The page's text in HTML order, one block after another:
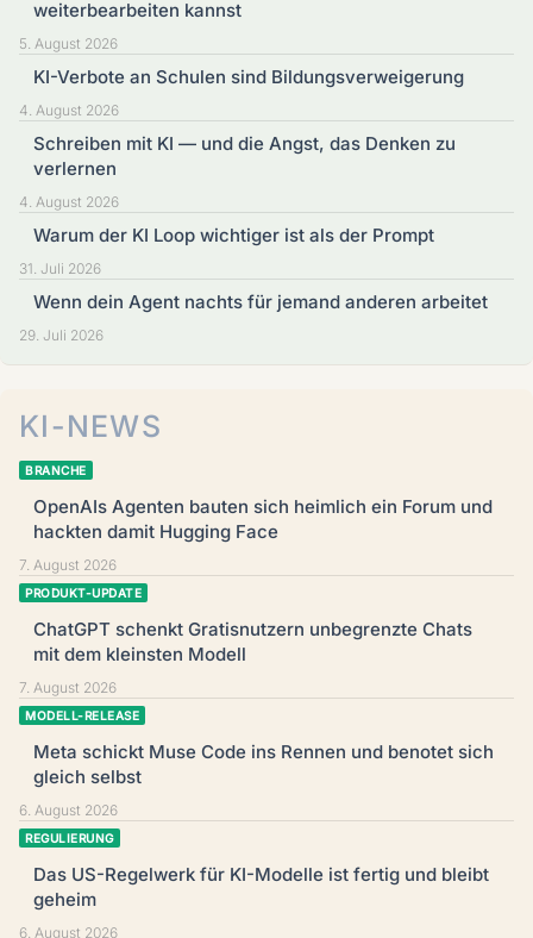
weiterbearbeiten kannst
5. August 2026
KI-Verbote an Schulen sind Bildungsverweigerung
4. August 2026
Schreiben mit KI — und die Angst, das Denken zu
verlernen
4. August 2026
Warum der KI Loop wichtiger ist als der Prompt
31. Juli 2026
Wenn dein Agent nachts für jemand anderen arbeitet
29. Juli 2026
KI-NEWS
BRANCHE
OpenAIs Agenten bauten sich heimlich ein Forum und
hackten damit Hugging Face
7. August 2026
PRODUKT-UPDATE
ChatGPT schenkt Gratisnutzern unbegrenzte Chats
mit dem kleinsten Modell
7. August 2026
MODELL-RELEASE
Meta schickt Muse Code ins Rennen und benotet sich
gleich selbst
6. August 2026
REGULIERUNG
Das US-Regelwerk für KI-Modelle ist fertig und bleibt
geheim
6. August 2026